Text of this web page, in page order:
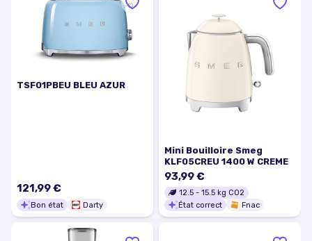
TSF01PBEU BLEU AZUR
121,99 €
Bon état Darty
Mini Bouilloire Smeg
KLF05CREU 1400 W CREME
93,99 €
12.5 - 15.5 kg CO2
État correct
Fnac